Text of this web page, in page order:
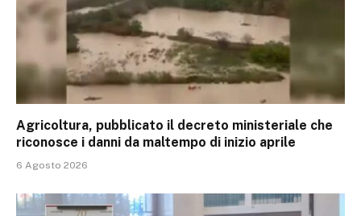
Agricoltura, pubblicato il decreto ministeriale che
riconosce i danni da maltempo di inizio aprile
6 Agosto 2026